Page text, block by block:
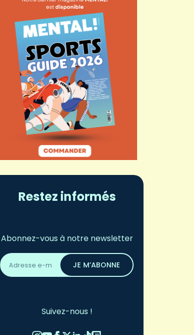
Restez informés
Abonnez-vous à notre newsletter
Adresse
email
*
JE M’ABONNE
Suivez-nous !